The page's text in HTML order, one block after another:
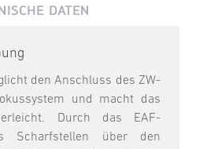
DATEN
den Anschluss des ZW-
und macht das
Durch das EAF-
Scharfstellen über den